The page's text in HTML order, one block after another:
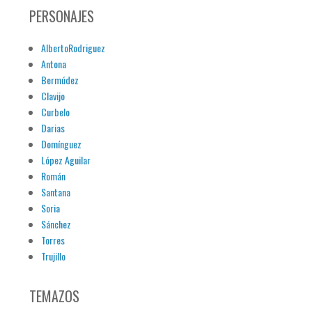
PERSONAJES
AlbertoRodriguez
Antona
Bermúdez
Clavijo
Curbelo
Darias
Domínguez
López Aguilar
Román
Santana
Soria
Sánchez
Torres
Trujillo
TEMAZOS